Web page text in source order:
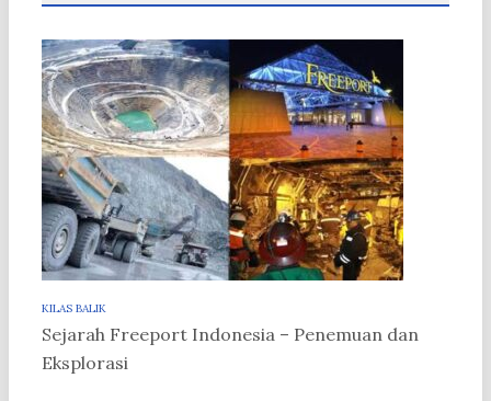
KILAS BALIK
Sejarah Freeport Indonesia – Penemuan dan
Eksplorasi